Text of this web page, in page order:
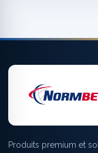
Produits premium et